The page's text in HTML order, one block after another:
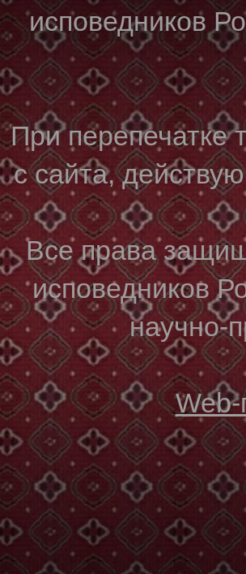
исповедников
При перепечатке
с сайта,
Все права
исповедников
научно-